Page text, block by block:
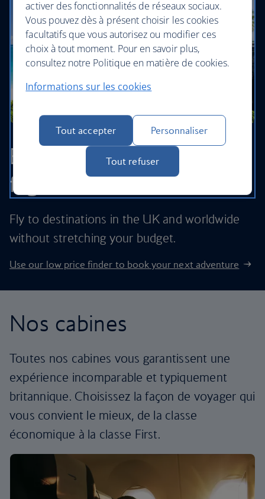
Browse our cheapest
flights
Fly to destinations in the UK and worldwide
without stretching your budget.
Use our low price finder to book your next adventure
Nos cabines
Toutes nos cabines vous garantissent une
expérience incomparable et typiquement
britannique. Choisissez la façon de voyager qui
vous convient le mieux, de la classe
économique à la classe First.
activer des fonctionnalités de réseaux sociaux.
Vous pouvez dès à présent choisir les cookies
facultatifs que vous autorisez ou modifier ces
choix à tout moment. Pour en savoir plus,
consultez notre Politique en matière de cookies.
Informations sur les cookies
Tout accepter Personnaliser
Tout refuser